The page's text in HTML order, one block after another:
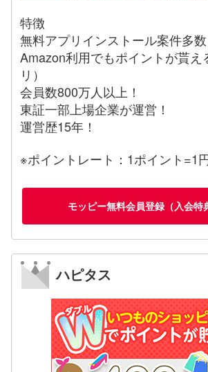
特徴
無料アプリインストール案件多数
Amazon利用でもポイントが貰え
リ）
会員数800万人以上！
東証一部上場企業が運営！
運営歴15年！
※ポイントレート：1ポイント=1
モッピー無料会員登録（入会特
ハピタス